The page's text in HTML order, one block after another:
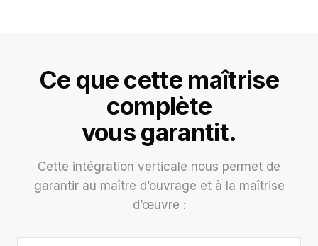
Ce que cette maîtrise
complète
vous garantit.
Cette intégration verticale nous permet de
garantir au maître d’ouvrage et à la maîtrise
d’œuvre :